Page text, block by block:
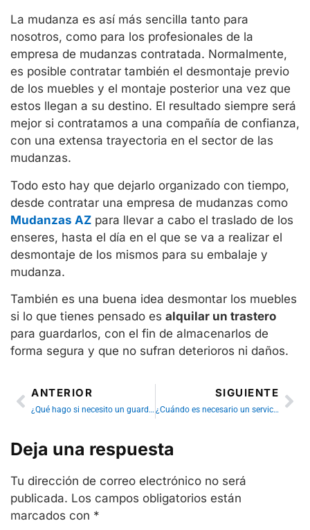
La mudanza es así más sencilla tanto para
nosotros, como para los profesionales de la
empresa de mudanzas contratada. Normalmente,
es posible contratar también el desmontaje previo
de los muebles y el montaje posterior una vez que
estos llegan a su destino. El resultado siempre será
mejor si contratamos a una compañía de confianza,
con una extensa trayectoria en el sector de las
mudanzas.
Todo esto hay que dejarlo organizado con tiempo,
desde contratar una empresa de mudanzas como
Mudanzas AZ para llevar a cabo el traslado de los
enseres, hasta el día en el que se va a realizar el
desmontaje de los mismos para su embalaje y
mudanza.
También es una buena idea desmontar los muebles
si lo que tienes pensado es alquilar un trastero
para guardarlos, con el fin de almacenarlos de
forma segura y que no sufran deterioros ni daños.
ANTERIOR
¿Qué hago si necesito un guardamuebles y en mi edificio no hay espacio?
SIGUIENTE
¿Cuándo es necesario un servicio de guardamuebles?
Deja una respuesta
Tu dirección de correo electrónico no será
publicada. Los campos obligatorios están
marcados con *